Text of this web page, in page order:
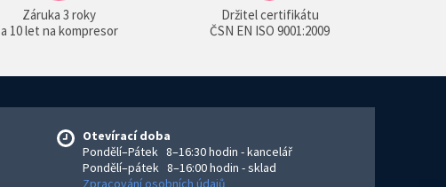
Záruka 3 roky
a 10 let na kompresor
Držitel certifikátu
ČSN EN ISO 9001:2009
Otevírací doba
Pondělí–Pátek 8–16:30 hodin - kancelář
Pondělí–pátek 8–16:00 hodin - sklad
Zpracování osobních údajů